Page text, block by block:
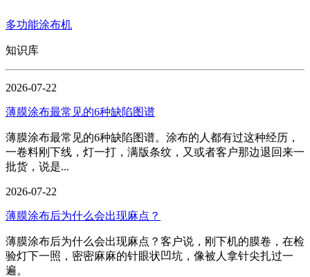
多功能涂布机
知识库
2026-07-22
薄膜涂布最常见的6种缺陷图谱
薄膜涂布最常见的6种缺陷图谱。涂布的人都有过这种经历，
一卷料刚下线，灯一打，满版条纹，又或者客户那边退回来一
批货，说是...
2026-07-22
薄膜涂布后为什么会出现麻点？
薄膜涂布后为什么会出现麻点？客户说，刚下机的膜卷，在检
验灯下一照，密密麻麻的针眼状凹坑，像被人拿针尖扎过一
遍。